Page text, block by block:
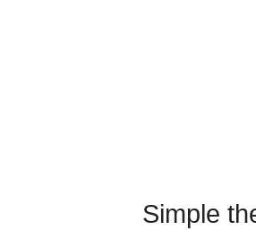
Simple